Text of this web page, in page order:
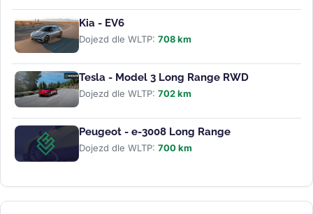
Kia - EV6
Dojezd dle WLTP: 708 km
Tesla - Model 3 Long Range RWD
Dojezd dle WLTP: 702 km
Peugeot - e-3008 Long Range
Dojezd dle WLTP: 700 km